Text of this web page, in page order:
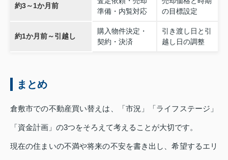
約3～1か月前
準備・内覧対応
の目標設定
約1か月前～引越し
購入物件決定・
契約・決済
引き渡し日と引
越し日の調整
まとめ
倉敷市での不動産買い替えは、「市況」「ライフステージ」
「資金計画」の3つをそろえて考えることが大切です。
現在の住まいの不満や将来の不安を書き出し、希望するエリ